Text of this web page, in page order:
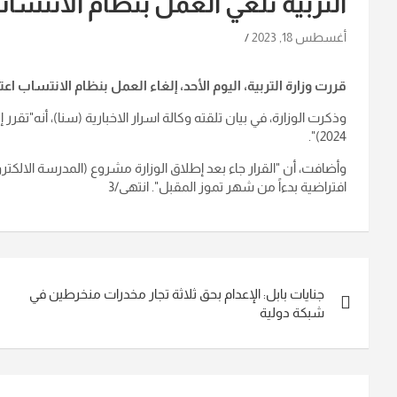
أغسطس 18, 2023
قررت وزارة التربية، اليوم الأحد، إلغاء العمل بنظام الانتساب اعتباراً
2024)".
وأضافت، أن "القرار جاء بعد إطلاق الوزارة مشروع (المدرسة
افتراضية بدءاً من شهر تموز المقبل". انتهى/3
المقالات
جنايات بابل: الإعدام بحق ثلاثة تجار مخدرات منخرطين في
شبكة دولية